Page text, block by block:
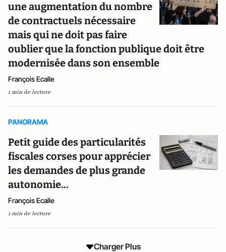
une augmentation du nombre
de contractuels nécessaire
mais qui ne doit pas faire
oublier que la fonction publique doit être
modernisée dans son ensemble
François Ecalle
1 min de lecture
PANORAMA
Petit guide des particularités
fiscales corses pour apprécier
les demandes de plus grande
autonomie...
François Ecalle
1 min de lecture
Charger Plus